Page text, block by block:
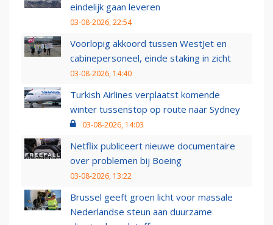
eindelijk gaan leveren
03-08-2026, 22:54
Voorlopig akkoord tussen WestJet en
cabinepersoneel, einde staking in zicht
03-08-2026, 14:40
Turkish Airlines verplaatst komende
winter tussenstop op route naar Sydney
03-08-2026, 14:03
Netflix publiceert nieuwe documentaire
over problemen bij Boeing
03-08-2026, 13:22
Brussel geeft groen licht voor massale
Nederlandse steun aan duurzame